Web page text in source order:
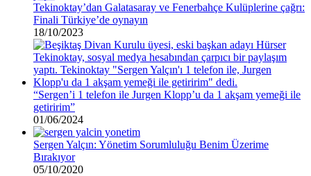
Tekinoktay’dan Galatasaray ve Fenerbahçe Kulüplerine çağrı:
Finali Türkiye’de oynayın
18/10/2023
“Sergen’i 1 telefon ile Jurgen Klopp’u da 1 akşam yemeği ile
getiririm”
01/06/2024
Sergen Yalçın: Yönetim Sorumluluğu Benim Üzerime
Bırakıyor
05/10/2020